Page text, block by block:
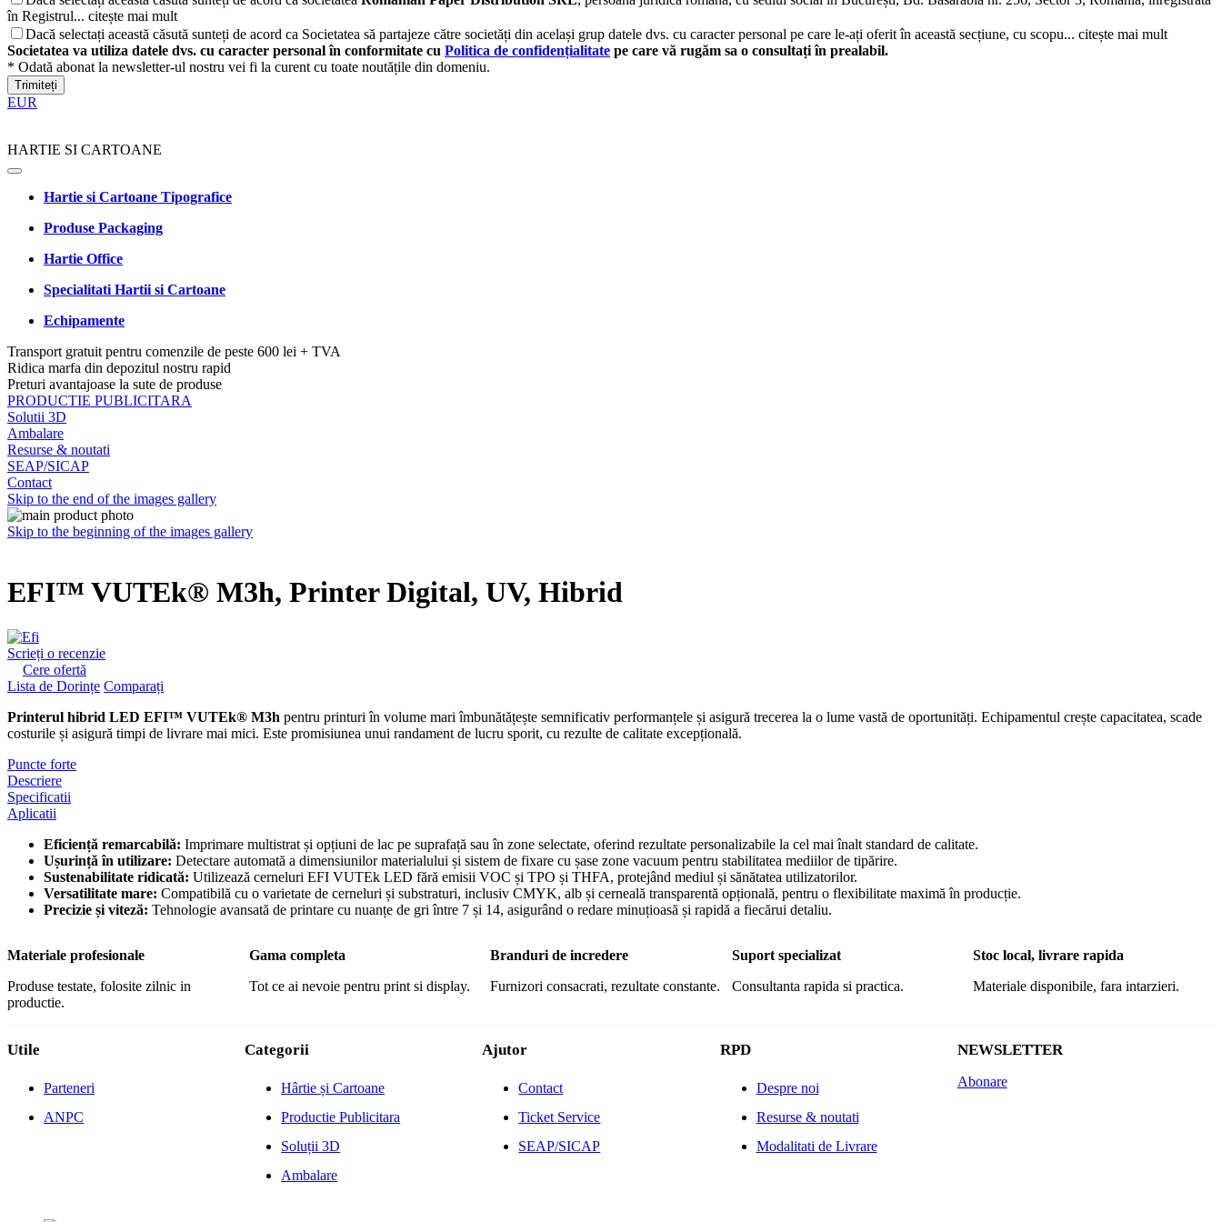
în Registrul... citește mai mult
Dacă selectați această căsută sunteți de acord ca Societatea să partajeze către societăți din același grup datele dvs. cu caracter personal pe care le-ați oferit în această secțiune, cu scopu... citește mai mult
Societatea va utiliza datele dvs. cu caracter personal în conformitate cu Politica de confidențialitate pe care vă rugăm sa o consultați în prealabil.
* Odată abonat la newsletter-ul nostru vei fi la curent cu toate noutățile din domeniu.
Trimiteți
EUR
HARTIE SI CARTOANE
Hartie si Cartoane Tipografice
Produse Packaging
Hartie Office
Specialitati Hartii si Cartoane
Echipamente
Transport gratuit pentru comenzile de peste 600 lei + TVA
Ridica marfa din depozitul nostru rapid
Preturi avantajoase la sute de produse
PRODUCTIE PUBLICITARA
Solutii 3D
Ambalare
Resurse & noutati
SEAP/SICAP
Contact
Skip to the end of the images gallery
Skip to the beginning of the images gallery
EFI™ VUTEk® M3h, Printer Digital, UV, Hibrid
Scrieți o recenzie
Cere ofertă
Lista de Dorințe Comparați
Printerul hibrid LED EFI™ VUTEk® M3h pentru printuri în volume mari îmbunătățește semnificativ performanțele și asigură trecerea la o lume vastă de oportunități. Echipamentul crește capacitatea, scade
costurile și asigură timpi de livrare mai mici. Este promisiunea unui randament de lucru sporit, cu rezulte de calitate excepțională.
Puncte forte
Descriere
Specificatii
Aplicatii
Eficiență remarcabilă: Imprimare multistrat și opțiuni de lac pe suprafață sau în zone selectate, oferind rezultate personalizabile la cel mai înalt standard de calitate.
Ușurință în utilizare: Detectare automată a dimensiunilor materialului și sistem de fixare cu șase zone vacuum pentru stabilitatea mediilor de tipărire.
Sustenabilitate ridicată: Utilizează cerneluri EFI VUTEk LED fără emisii VOC și TPO și THFA, protejând mediul și sănătatea utilizatorilor.
Versatilitate mare: Compatibilă cu o varietate de cerneluri și substraturi, inclusiv CMYK, alb și cerneală transparentă opțională, pentru o flexibilitate maximă în producție.
Precizie și viteză: Tehnologie avansată de printare cu nuanțe de gri între 7 și 14, asigurând o redare minuțioasă și rapidă a fiecărui detaliu.
Materiale profesionale
Produse testate, folosite zilnic in
productie.
Gama completa
Tot ce ai nevoie pentru print si display.
Branduri de incredere
Furnizori consacrati, rezultate constante.
Suport specializat
Consultanta rapida si practica.
Stoc local, livrare rapida
Materiale disponibile, fara intarzieri.
Utile
Parteneri
ANPC
Categorii
Hârtie și Cartoane
Productie Publicitara
Soluții 3D
Ambalare
Ajutor
Contact
Ticket Service
SEAP/SICAP
RPD
Despre noi
Resurse & noutati
Modalitati de Livrare
NEWSLETTER
Abonare